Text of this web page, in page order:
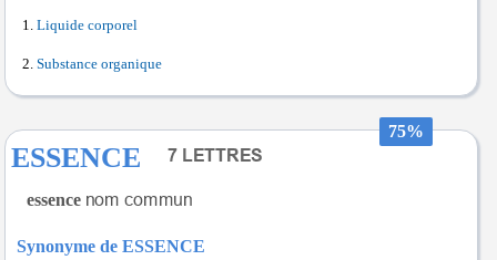
Liquide corporel
Substance organique
75%
ESSENCE
essence
Synonyme de ESSENCE